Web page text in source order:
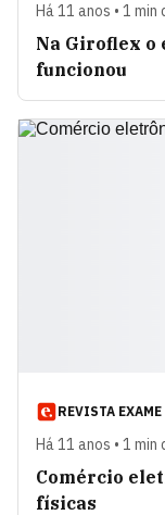
Há 11 anos • 1
Na Giroflex o
funcionou
REVISTA EXAME
Há 11 anos • 1
Comércio
físicas